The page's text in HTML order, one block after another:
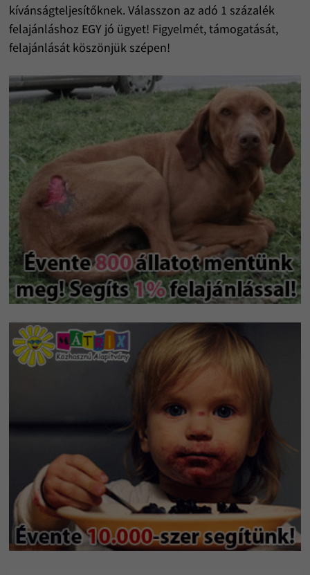
kívánságteljesítőknek. Válasszon az adó 1 százalék
felajánláshoz EGY jó ügyet! Figyelmét, támogatását,
felajánlását köszönjük szépen!